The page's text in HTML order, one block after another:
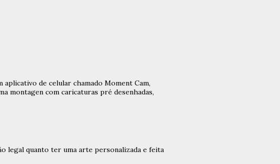
aplicativo de celular chamado Moment Cam,
montagen com caricaturas pré desenhadas,
legal quanto ter uma arte personalizada e feita